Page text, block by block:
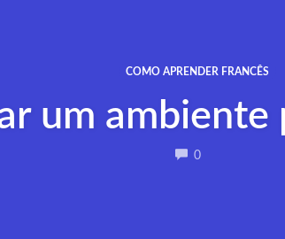
COMO APRENDER FRANCÊS
um
0COMMENTS